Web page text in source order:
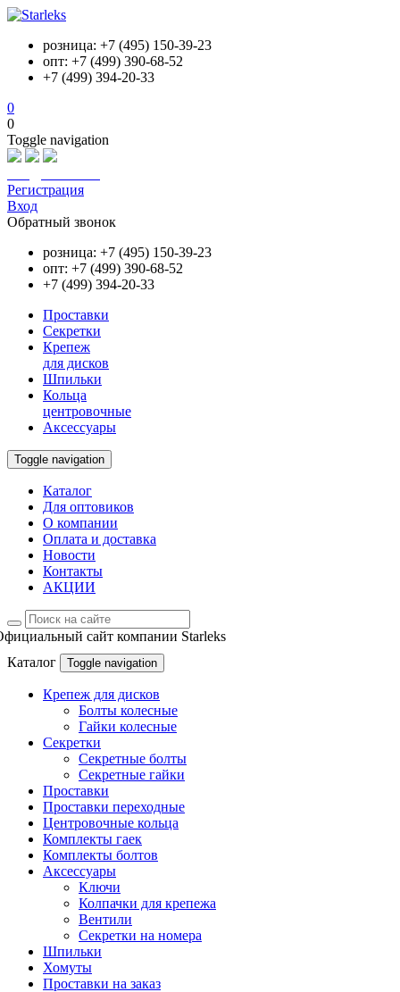
розница: +7 (495) 150-39-23
опт: +7 (499) 390-68-52
+7 (499) 394-20-33
0
0
Toggle navigation
Регистрация
Вход
Обратный звонок
розница: +7 (495) 150-39-23
опт: +7 (499) 390-68-52
+7 (499) 394-20-33
Проставки
Секретки
Крепеж
для дисков
Шпильки
Кольца
центровочные
Аксессуары
Toggle navigation
Каталог
Для оптовиков
О компании
Оплата и доставка
Новости
Контакты
АКЦИИ
сайт компании Starleks
Каталог
Toggle navigation
Крепеж для дисков
Болты колесные
Гайки колесные
Секретки
Секретные болты
Секретные гайки
Проставки
Проставки переходные
Центровочные кольца
Комплекты гаек
Комплекты болтов
Аксессуары
Ключи
Колпачки для крепежа
Вентили
Секретки на номера
Шпильки
Хомуты
Проставки на заказ